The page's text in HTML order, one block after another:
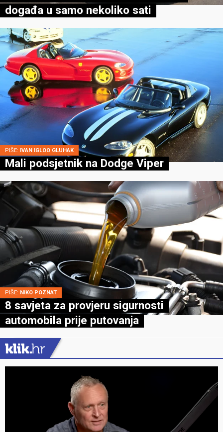
događa u samo nekoliko sati
PIŠE: IVAN IGLOO GLUHAK
Mali podsjetnik na Dodge Viper
PIŠE: NIKO POZNAT
8 savjeta za provjeru sigurnosti
automobila prije putovanja